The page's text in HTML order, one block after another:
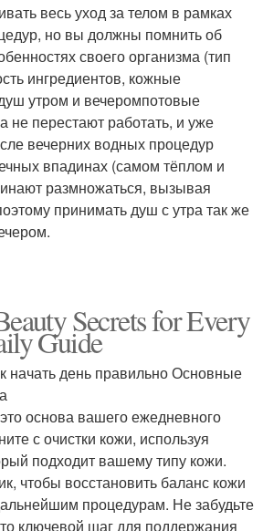
весь уход за телом в рамках
но вы должны помнить об
своего организма (тип
ингредиентов, кожные
утром и вечеромпотовые
не перестают работать, и уже
вечерних водных процедур
впадинах (самом тёплом и
размножаться, вызывая
принимать душ с утра так же
Secrets for Every
Guide
начать день правильно Основные
основа вашего ежедневного
с очистки кожи, используя
подходит вашему типу кожи.
чтобы восстановить баланс кожи
процедурам. Не забудьте
ключевой шаг для поддержания